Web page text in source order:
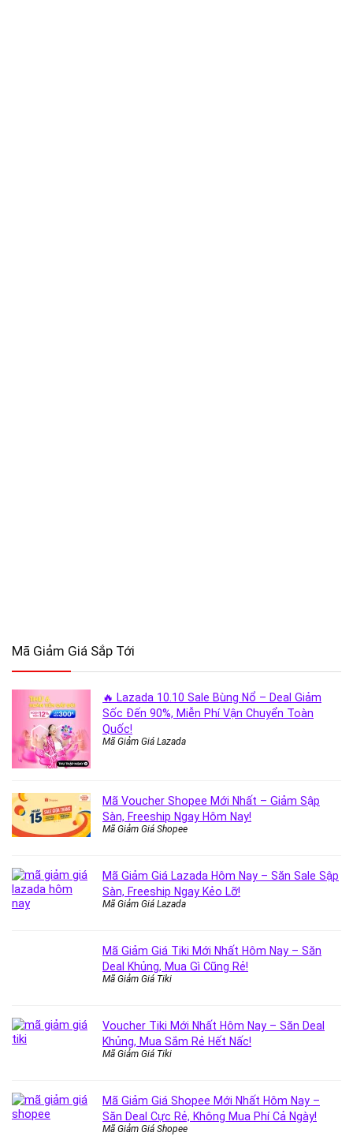
Mã Giảm Giá Sắp Tới
🔥 Lazada 10.10 Sale Bùng Nổ – Deal Giảm
Sốc Đến 90%, Miễn Phí Vận Chuyển Toàn
Quốc!
Mã Giảm Giá Lazada
Mã Voucher Shopee Mới Nhất – Giảm Sập
Sàn, Freeship Ngay Hôm Nay!
Mã Giảm Giá Shopee
Mã Giảm Giá Lazada Hôm Nay – Săn Sale Sập
Sàn, Freeship Ngay Kẻo Lỡ!
Mã Giảm Giá Lazada
Mã Giảm Giá Tiki Mới Nhất Hôm Nay – Săn
Deal Khủng, Mua Gì Cũng Rẻ!
Mã Giảm Giá Tiki
Voucher Tiki Mới Nhất Hôm Nay – Săn Deal
Khủng, Mua Sắm Rẻ Hết Nấc!
Mã Giảm Giá Tiki
Mã Giảm Giá Shopee Mới Nhất Hôm Nay –
Săn Deal Cực Rẻ, Không Mua Phí Cả Ngày!
Mã Giảm Giá Shopee